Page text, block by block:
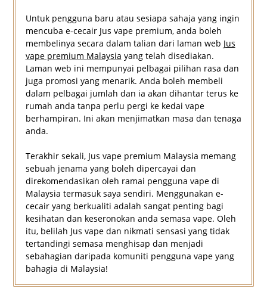
Untuk pengguna baru atau sesiapa sahaja yang ingin
mencuba e-cecair Jus vape premium, anda boleh
membelinya secara dalam talian dari laman web Jus
vape premium Malaysia yang telah disediakan.
Laman web ini mempunyai pelbagai pilihan rasa dan
juga promosi yang menarik. Anda boleh membeli
dalam pelbagai jumlah dan ia akan dihantar terus ke
rumah anda tanpa perlu pergi ke kedai vape
berhampiran. Ini akan menjimatkan masa dan tenaga
anda.
Terakhir sekali, Jus vape premium Malaysia memang
sebuah jenama yang boleh dipercayai dan
direkomendasikan oleh ramai pengguna vape di
Malaysia termasuk saya sendiri. Menggunakan e-
cecair yang berkualiti adalah sangat penting bagi
kesihatan dan keseronokan anda semasa vape. Oleh
itu, belilah Jus vape dan nikmati sensasi yang tidak
tertandingi semasa menghisap dan menjadi
sebahagian daripada komuniti pengguna vape yang
bahagia di Malaysia!